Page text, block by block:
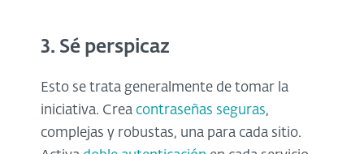
3. Sé perspicaz
Esto se trata generalmente de tomar la
iniciativa. Crea contraseñas seguras,
complejas y robustas, una para cada sitio.